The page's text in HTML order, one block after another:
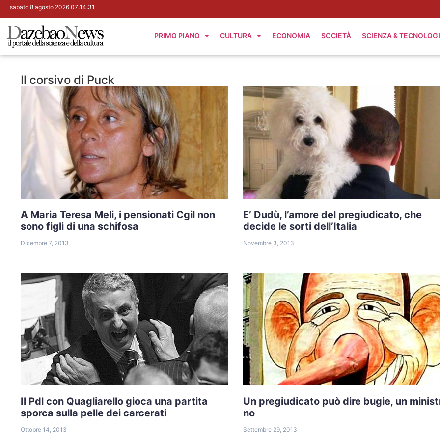
sabato 8 agosto 2026 07:14:32
PRIMO PIANO CULTURA ECONOMIA SOCIETÀ SCIENZA &
Il corsivo di Puck
A Maria Teresa Meli, i pensionati Cgil non
sono figli di una schifosa
Dicembre 7, 2013
E’ Dudù, l’amore del pregiudicato, che
decide le sorti dell’Italia
Novembre 3, 2013
Il Pdl con Quagliarello gioca una partita
sporca sulla pelle dei carcerati
Ottobre 14, 2013
Un pregiudicato può dire bugie, un
no
Settembre 29, 2013